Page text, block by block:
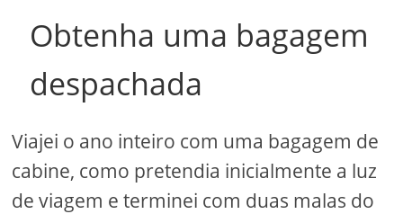
Obtenha uma bagagem
despachada
Viajei o ano inteiro com uma bagagem de
cabine, como pretendia inicialmente a luz
de viagem e terminei com duas malas do